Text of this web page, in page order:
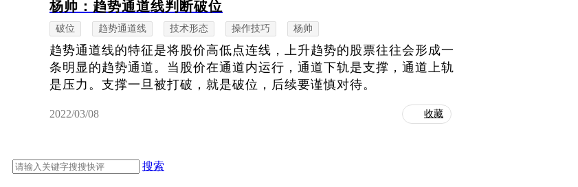
杨帅：趋势通道线判断破位
破位 趋势通道线 技术形态 操作技巧 杨帅
趋势通道线的特征是将股价高低点连线，上升趋势的股票往往会形成一
条明显的趋势通道。当股价在通道内运行，通道下轨是支撑，通道上轨
是压力。支撑一旦被打破，就是破位，后续要谨慎对待。
2022/03/08 收藏
搜索